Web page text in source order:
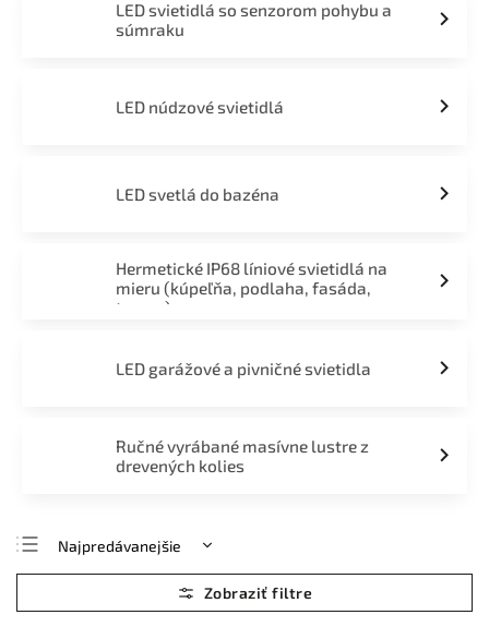
LED svietidlá so senzorom pohybu a
súmraku
LED núdzové svietidlá
LED svetlá do bazéna
Hermetické IP68 líniové svietidlá na
mieru (kúpeľňa, podlaha, fasáda,
terasa)
LED garážové a pivničné svietidla
Ručné vyrábané masívne lustre z
drevených kolies
Najpredávanejšie
Najlacnejšie
Najdrahšie